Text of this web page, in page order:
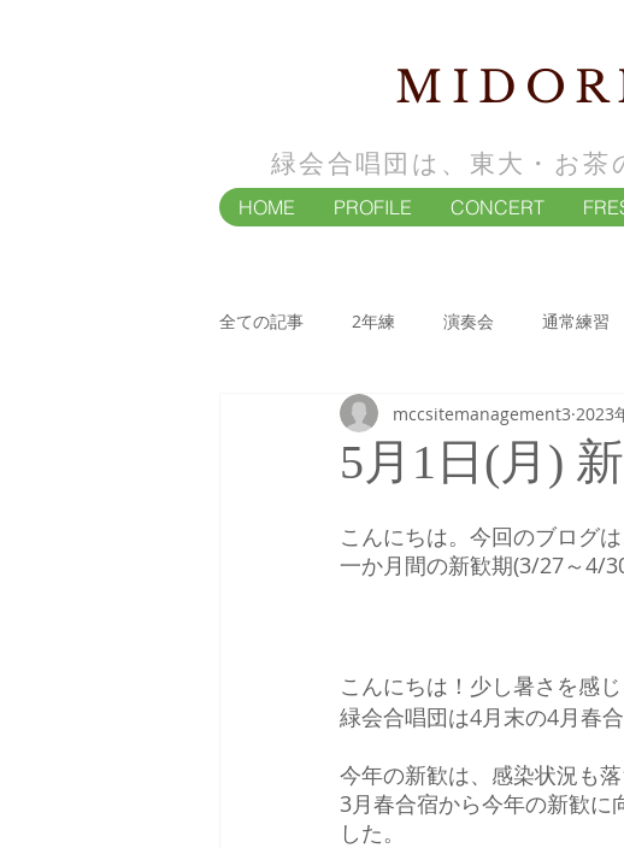
緑会合唱団は、東大・お茶
HOME PROFILE CONCERT
全ての記事 2年練 演奏会 通常練習
演奏会
5月1日(月)
mccsitemanagement3 2023
こんにちは。今回のブログ
一か月間の新歓期(3/27～4/
こんにちは！少し暑さを感
緑会合唱団は4月末の4月春
今年の新歓は、感染状況も
3月春合宿から今年の新歓に
した。